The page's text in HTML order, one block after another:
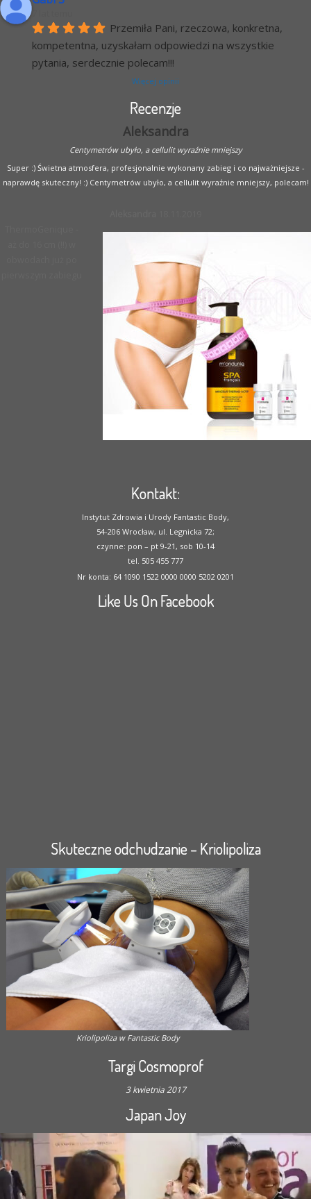
Przemiła Pani, rzeczowa, konkretna,
kompetentna, uzyskałam odpowiedzi na wszystkie
pytania, serdecznie polecam!!!
Więcej opinii
Recenzje
Aleksandra
Centymetrów ubyło, a cellulit wyraźnie mniejszy
Super :) Świetna atmosfera, profesjonalnie wykonany zabieg i co najważniejsze -
naprawdę skuteczny! :) Centymetrów ubyło, a cellulit wyraźnie mniejszy, polecam!
Kontakt:
Instytut Zdrowia i Urody Fantastic Body,
54-206 Wrocław, ul. Legnicka 72;
czynne: pon – pt 9-21, sob 10-14
tel. 505 455 777
Nr konta: 64 1090 1522 0000 0000 5202 0201
Like Us On Facebook
Skuteczne odchudzanie – Kriolipoliza
Kriolipoliza w Fantastic Body
Targi Cosmoprof
3 kwietnia 2017
Japan Joy